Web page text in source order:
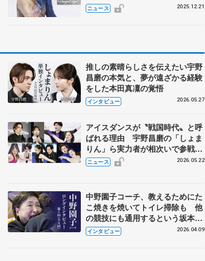
ニュース 2025.12.21
推しの素晴らしさを伝えたい宇野
昌磨の本気と、夢が遠ざかる経験
をした本田真凜の覚悟
インタビュー 2026.05.27
アイスダンスが〝戦国時代〟と呼
ばれる理由 宇野昌磨の「しょま
りん」ら実力者が相次いで参戦
国内の競争激化
ニュース 2026.05.22
中野園子コーチ、教えるためにた
こ焼きを焼いてトイレ掃除も 他
の競技にも通用するという坂本花
織の筋肉
インタビュー 2026.04.09